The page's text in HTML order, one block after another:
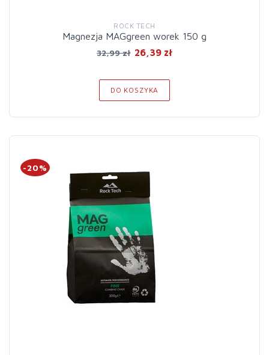
ROCK TECH
Magnezja MAGgreen worek 150 g
32,99 zł 26,39 zł
DO KOSZYKA
-20%